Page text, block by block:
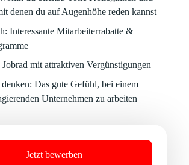
denen du auf Augenhöhe reden kannst
Interessante Mitarbeiterrabatte &
Jobrad mit attraktiven Vergünstigungen
denken:Das gute Gefühl, bei einem
Unternehmen zu arbeiten
Jetzt bewerben